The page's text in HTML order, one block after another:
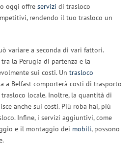
oggi offre servizi di trasloco
rendendo il tuo trasloco un
variare a seconda di vari fattori.
la Perugia di partenza e la
sui costi. Un trasloco
a Belfast comporterà costi di trasporto
locale. Inoltre, la quantità di
anche sui costi. Più roba hai, più
Infine, i servizi aggiuntivi, come
e il montaggio dei mobili, possono